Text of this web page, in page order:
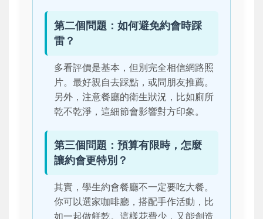
第二個問題：如何避免約會時踩
雷？
多看評價是基本，但別完全相信網路照
片。最好親自去踩點，或問朋友推薦。
另外，注意餐廳的衛生狀況，比如廁所
乾不乾淨，這細節會影響對方印象。
第三個問題：預算有限時，怎麼
讓約會更特別？
其實，學生約會餐廳不一定要吃大餐。
你可以選家咖啡廳，搭配手作活動，比
如一起做餅乾。這樣花費少，又能創造